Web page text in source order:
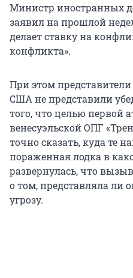
Министр иностранных
заявил на прошлой
делает ставку на
конфликта».
При этом
США не представили
того, что целью первой
венесуэльской ОПГ
точно сказать, куда те
пораженная лодка в
развернулась, что
о том, представляла ли
угрозу.